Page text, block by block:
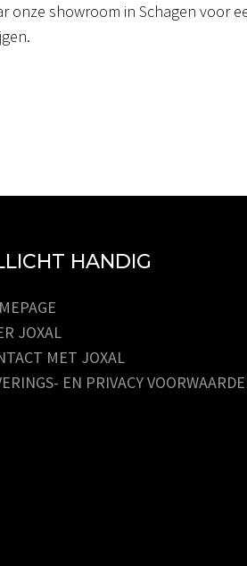
onze showroom in Schagen
HANDIG
JOXAL
MET JOXAL
EN PRIVACY